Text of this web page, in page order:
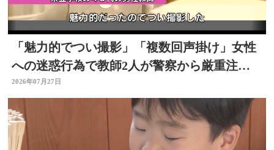
「魅力的でつい撮影」「複数回声掛け」女性
への迷惑行為で教師2人が警察から厳重注
意 文書訓告に 大分
2026年07月27日